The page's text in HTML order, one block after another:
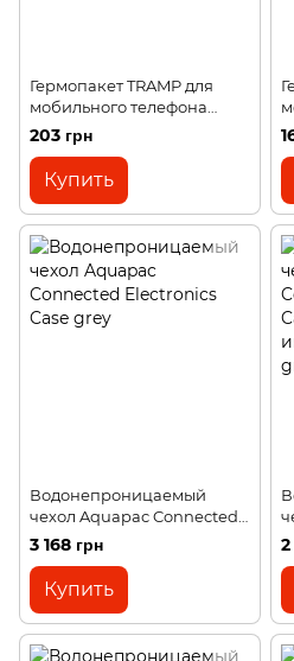
Гермопакет TRAMP для
мобильного телефона
синий 110х215 UTRA-252
203 грн
Купить
Водонепроницаемый
чехол Aquapac Connected
Electronics Case grey
3 168 грн
Купить